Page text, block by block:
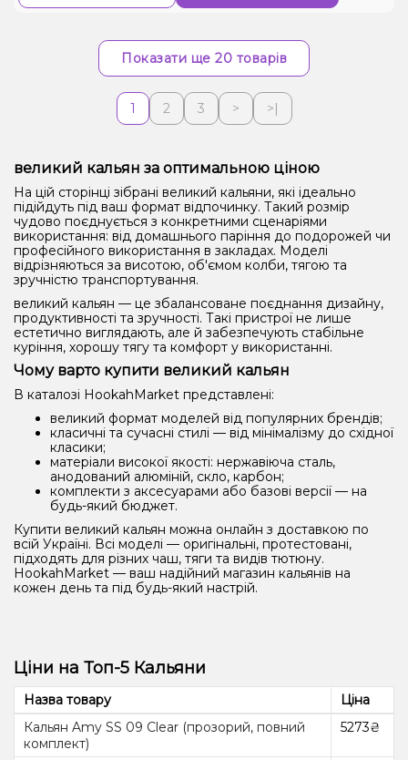
Показати ще 20 товарів
1 2 3 > >|
великий кальян за оптимальною ціною
На цій сторінці зібрані великий кальяни, які ідеально
підійдуть під ваш формат відпочинку. Такий розмір
чудово поєднується з конкретними сценаріями
використання: від домашнього паріння до подорожей чи
професійного використання в закладах. Моделі
відрізняються за висотою, об'ємом колби, тягою та
зручністю транспортування.
великий кальян — це збалансоване поєднання дизайну,
продуктивності та зручності. Такі пристрої не лише
естетично виглядають, але й забезпечують стабільне
куріння, хорошу тягу та комфорт у використанні.
Чому варто купити великий кальян
В каталозі HookahMarket представлені:
великий формат моделей від популярних брендів;
класичні та сучасні стилі — від мінімалізму до східної
класики;
матеріали високої якості: нержавіюча сталь,
анодований алюміній, скло, карбон;
комплекти з аксесуарами або базові версії — на
будь-який бюджет.
Купити великий кальян можна онлайн з доставкою по
всій Україні. Всі моделі — оригінальні, протестовані,
підходять для різних чаш, тяги та видів тютюну.
HookahMarket — ваш надійний магазин кальянів на
кожен день та під будь-який настрій.
Ціни на Топ-5 Кальяни
Назва товару
Ціна
Кальян Amy SS 09 Clear (прозорий, повний
комплект)
5273₴